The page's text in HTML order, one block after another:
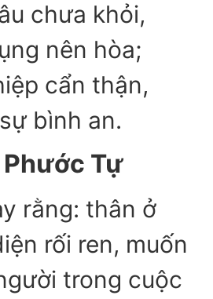
chưa khỏi,
nên hòa;
cẩn thận,
bình an.
Tự
rằng: thân ở
rối ren, muốn
trong cuộc